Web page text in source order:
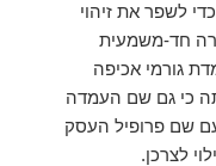
לשפר את זיהוי
חד-משמעית
גורמי אכיפה
כי גם שם העמדה
שם פרופיל העסק
לצרכן.